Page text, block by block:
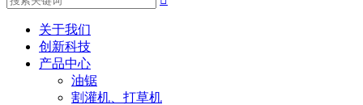
关于我们
创新科技
产品中心
油锯
割灌机、打草机